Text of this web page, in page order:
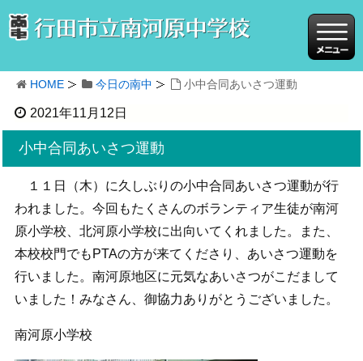
HOME 今日の南中 小中合同あいさつ運動
2021年11月12日
小中合同あいさつ運動
１１日（木）に久しぶりの小中合同あいさつ運動が行
われました。今回もたくさんのボランティア生徒が南河
原小学校、北河原小学校に出向いてくれました。また、
本校校門でもPTAの方が来てくださり、あいさつ運動を
行いました。南河原地区に元気なあいさつがこだまして
いました！みなさん、御協力ありがとうございました。
南河原小学校